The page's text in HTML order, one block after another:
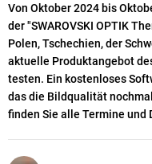
Von Oktober 2024 bis
der "SWAROVSKI OPTIK
Polen, Tschechien, der
aktuelle Produktangebot
testen. Ein kostenloses
das die Bildqualität
finden Sie alle Termine und